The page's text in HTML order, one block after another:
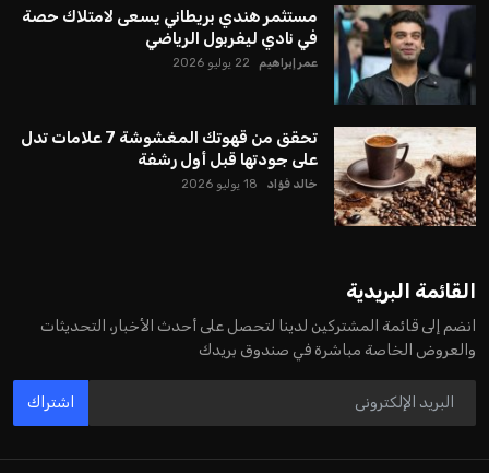
مستثمر هندي بريطاني يسعى لامتلاك حصة
في نادي ليفربول الرياضي
عمر إبراهيم 22 يوليو 2026
تحقق من قهوتك المغشوشة 7 علامات تدل
على جودتها قبل أول رشفة
خالد فؤاد 18 يوليو 2026
القائمة البريدية
انضم إلى قائمة المشتركين لدينا لتحصل على أحدث الأخبار، التحديثات
والعروض الخاصة مباشرة في صندوق بريدك
اشتراك